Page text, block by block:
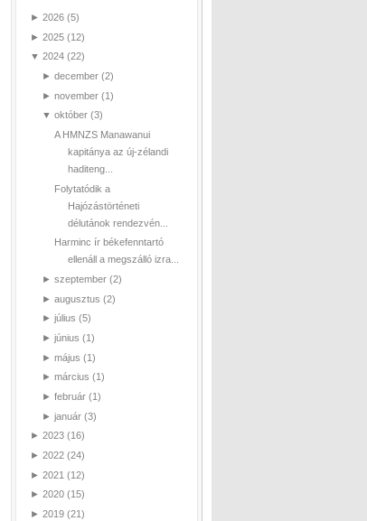
► 2026 (5)
► 2025 (12)
▼ 2024 (22)
► december (2)
► november (1)
▼ október (3)
A HMNZS Manawanui
kapitánya az új-zélandi
haditeng...
Folytatódik a
Hajózástörténeti
délutánok rendezvén...
Harminc ír békefenntartó
ellenáll a megszálló izra...
► szeptember (2)
► augusztus (2)
► július (5)
► június (1)
► május (1)
► március (1)
► február (1)
► január (3)
► 2023 (16)
► 2022 (24)
► 2021 (12)
► 2020 (15)
► 2019 (21)